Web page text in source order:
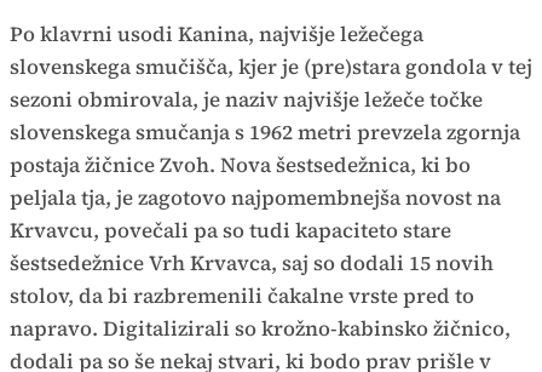
Po klavrni usodi Kanina, najvišje ležečega
slovenskega smučišča, kjer je (pre)stara gondola v tej
sezoni obmirovala, je naziv najvišje ležeče točke
slovenskega smučanja s 1962 metri prevzela zgornja
postaja žičnice Zvoh. Nova šestsedežnica, ki bo
peljala tja, je zagotovo najpomembnejša novost na
Krvavcu, povečali pa so tudi kapaciteto stare
šestsedežnice Vrh Krvavca, saj so dodali 15 novih
stolov, da bi razbremenili čakalne vrste pred to
napravo. Digitalizirali so krožno-kabinsko žičnico,
dodali pa so še nekaj stvari, ki bodo prav prišle v